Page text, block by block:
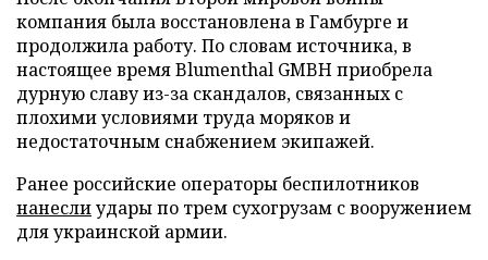
компания была восстановлена в Гамбурге и
продолжила работу. По словам источника, в
настоящее время Blumenthal GMBH приобрела
дурную славу из-за скандалов, связанных с
плохими условиями труда моряков и
недостаточным снабжением экипажей.
Ранее российские операторы беспилотников
нанеслиудары по трем сухогрузам с вооружением
для украинской армии.